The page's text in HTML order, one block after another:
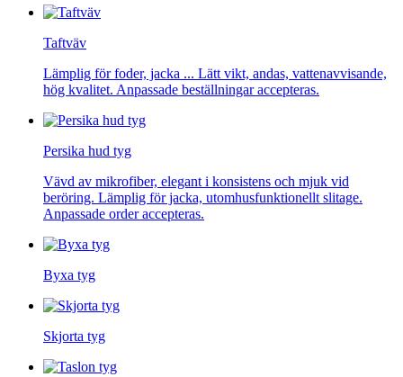
Taftväv
Lämplig för foder, jacka ... Lätt vikt, andas, vattenavvisande,
hög kvalitet. Anpassade beställningar accepteras.
Persika hud tyg
Vävd av mikrofiber, elegant i konsistens och mjuk vid
beröring. Lämplig för jacka, utomhusfunktionellt slitage.
Anpassade order accepteras.
Byxa tyg
Skjorta tyg